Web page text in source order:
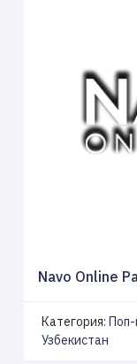
Navo Online
Категория:
Узбекистан